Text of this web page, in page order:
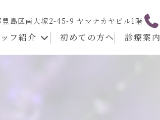
島区南大塚2-45-9 ヤマナカヤビル1階
フ紹介 初めての方へ 診療案内